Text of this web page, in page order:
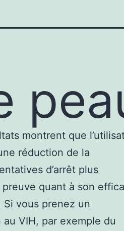
montrent que
réduction de la
d’arrêt plus
quant à son
Si vous prenez un
VIH, par exemple du